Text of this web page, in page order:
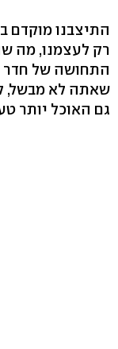
רק לעצמנו, מה
התחושה של חדר
שאתה לא מבשל,
גם האוכל יותר